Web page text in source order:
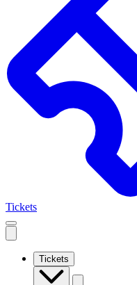
Tickets
Open
mobile
Tickets